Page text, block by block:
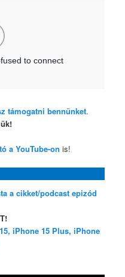
támogatni bennünket.
a YouTube-on is!
a cikket/podcast epizód
iPhone 15 Plus, iPhone